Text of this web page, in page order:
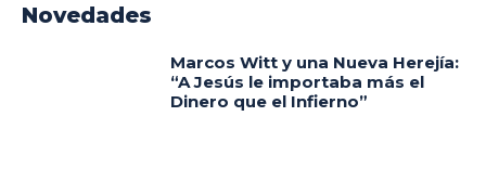
Novedades
Marcos Witt y una Nueva Herejía:
“A Jesús le importaba más el
Dinero que el Infierno”